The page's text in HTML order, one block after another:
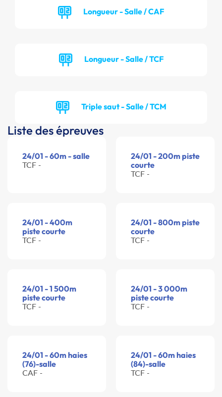
Longueur - Salle / CAF
Longueur - Salle / TCF
Triple saut - Salle / TCM
Liste des épreuves
24/01 - 60m - salle
TCF -
24/01 - 200m piste
courte
TCF -
24/01 - 400m
piste courte
TCF -
24/01 - 800m piste
courte
TCF -
24/01 - 1 500m
piste courte
TCF -
24/01 - 3 000m
piste courte
TCF -
24/01 - 60m haies
(76)-salle
CAF -
24/01 - 60m haies
(84)-salle
TCF -